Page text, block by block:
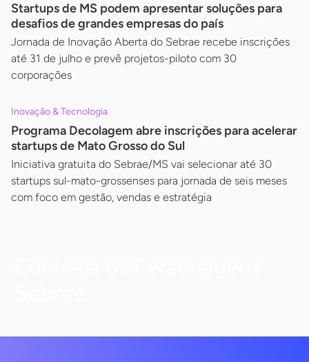
Startups de MS podem apresentar soluções para
desafios de grandes empresas do país
Jornada de Inovação Aberta do Sebrae recebe inscrições
até 31 de julho e prevê projetos-piloto com 30
corporações
Inovação & Tecnologia
Programa Decolagem abre inscrições para acelerar
startups de Mato Grosso do Sul
Iniciativa gratuita do Sebrae/MS vai selecionar até 30
startups sul-mato-grossenses para jornada de seis meses
com foco em gestão, vendas e estratégia